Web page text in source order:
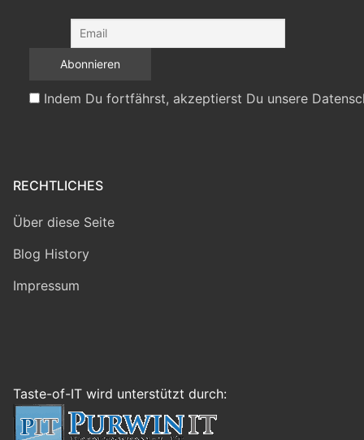
Indem Du fortfährst, akzeptierst Du unsere
RECHTLICHES
Über diese Seite
Blog History
Impressum
Taste-of-IT wird unterstützt durch: